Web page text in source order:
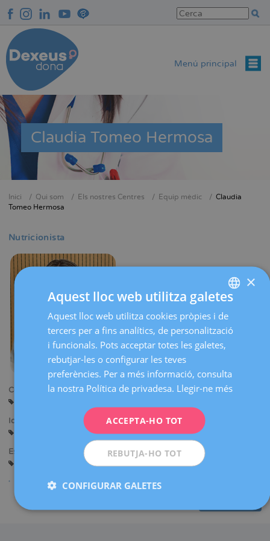
contingut
Menú principal
Claudia Tomeo Hermosa
Fil
Inici Qui som Els nostres Centres Equip mèdic
Claudia
Tomeo Hermosa
Nutricionista
Centres:
Idiomes:
Anglès
Francès
Especialitats:
SPANISH
CATALÀ
FRENCH
×
Aquest lloc web utilitza galetes
Aquest lloc web utilitza cookies pròpies i de
tercers per a fins analítics, de personalització
i funcionals. Pots acceptar totes les galetes,
rebutjar-les o configurar les teves
preferències. Per a més informació, consulta
la nostra Política de privadesa. Llegir-ne més
ACCEPTA-HO TOT
REBUTJA-HO TOT
CONFIGURAR GALETES